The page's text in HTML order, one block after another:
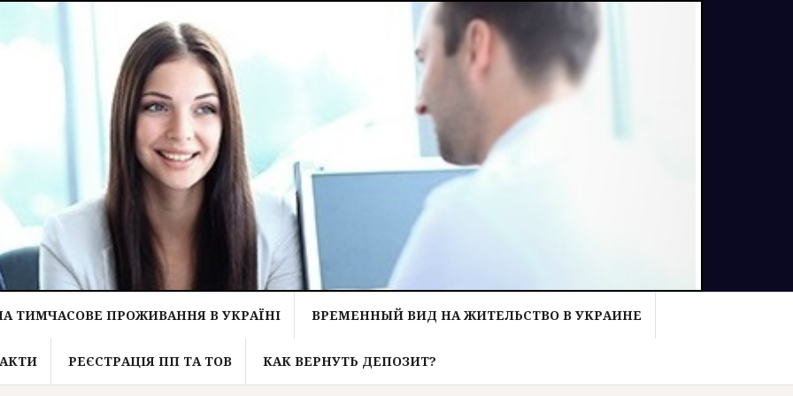
ТИМЧАСОВЕ ПРОЖИВАННЯ В УКРАЇНІ ВРЕМЕННЫЙ ВИД НА ЖИТЕЛЬСТВО В УКРАИНЕ
РЕЄСТРАЦІЯ ПП ТА ТОВ КАК ВЕРНУТЬ ДЕПОЗИТ?